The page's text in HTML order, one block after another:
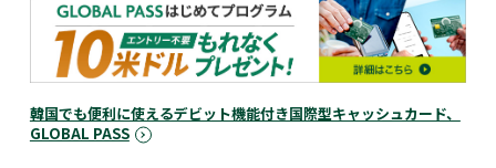
韓国でも便利に使えるデビット機能付き国際型キャッシュカード、
GLOBAL PASS